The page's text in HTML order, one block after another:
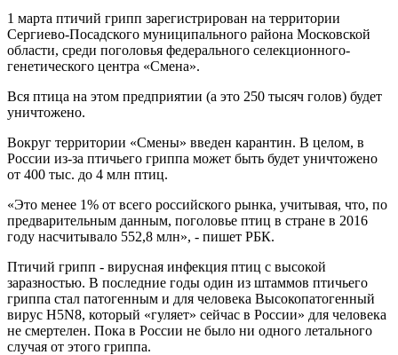
1 марта птичий грипп зарегистрирован на территории
Сергиево-Посадского муниципального района Московской
области, среди поголовья федерального селекционного-
генетического центра «Смена».
Вся птица на этом предприятии (а это 250 тысяч голов) будет
уничтожено.
Вокруг территории «Смены» введен карантин. В целом, в
России из-за птичьего гриппа может быть будет уничтожено
от 400 тыс. до 4 млн птиц.
«Это менее 1% от всего российского рынка, учитывая, что, по
предварительным данным, поголовье птиц в стране в 2016
году насчитывало 552,8 млн», - пишет РБК.
Птичий грипп - вирусная инфекция птиц с высокой
заразностью. В последние годы один из штаммов птичьего
гриппа стал патогенным и для человека Высокопатогенный
вирус H5N8, который «гуляет» сейчас в России» для человека
не смертелен. Пока в России не было ни одного летального
случая от этого гриппа.